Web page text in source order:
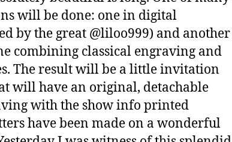
will be done: one in digital
by the great @liloo999) and another
combining classical engraving and
The result will be a little invitation
will have an original, detachable
with the show info printed
have been made on a wonderful